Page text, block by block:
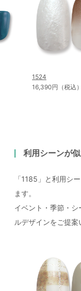
1524
16,390円（税込）
利用シーンが
「1185」と利用シ
ます。
イベント・季節・
ルデザインをご提案